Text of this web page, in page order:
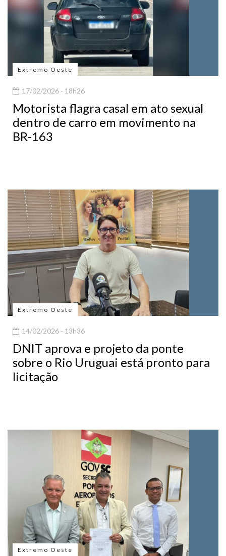
Extremo Oeste
17/02/2026 - 18h26
Motorista flagra casal em ato sexual
dentro de carro em movimento na
BR-163
Extremo Oeste
14/02/2026 - 13h36
DNIT aprova e projeto da ponte
sobre o Rio Uruguai está pronto para
licitação
Extremo Oeste